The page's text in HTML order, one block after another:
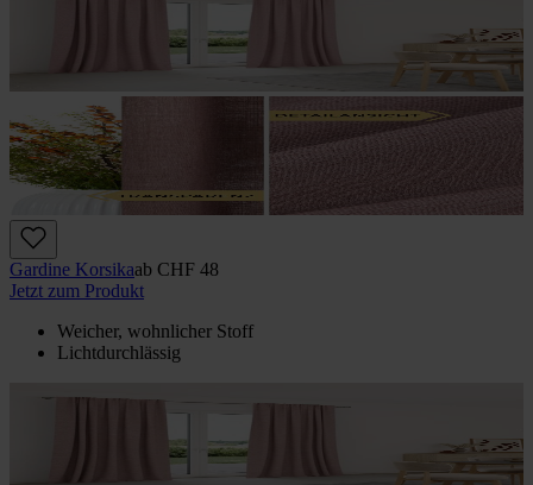
Gardine Korsikaab CHF 48
Jetzt zum Produkt
Weicher, wohnlicher Stoff
Lichtdurchlässig